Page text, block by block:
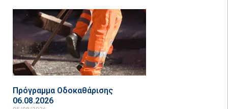
Πρόγραμμα Οδοκαθάρισης
06.08.2026